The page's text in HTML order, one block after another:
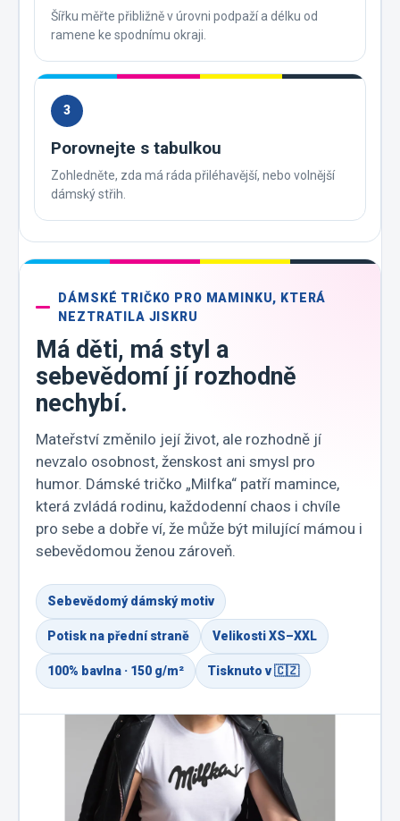
Šířku měřte přibližně v úrovni podpaží a délku od
ramene ke spodnímu okraji.
3
Porovnejte s tabulkou
Zohledněte, zda má ráda přiléhavější, nebo volnější
dámský střih.
DÁMSKÉ TRIČKO PRO MAMINKU, KTERÁ
NEZTRATILA JISKRU
Má děti, má styl a
sebevědomí jí rozhodně
nechybí.
Mateřství změnilo její život, ale rozhodně jí
nevzalo osobnost, ženskost ani smysl pro
humor. Dámské tričko „Milfka“ patří mamince,
která zvládá rodinu, každodenní chaos i chvíle
pro sebe a dobře ví, že může být milující mámou i
sebevědomou ženou zároveň.
Sebevědomý dámský motiv
Potisk na přední straně Velikosti XS–XXL
100% bavlna · 150 g/m² Tisknuto v 🇨🇿